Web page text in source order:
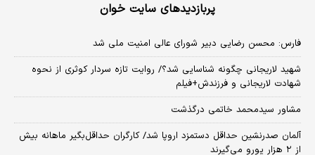
پربازدیدهای سایت خوان
فارس: محسن رضایی دبیر شورای عالی امنیت ملی شد
شهید لاریجانی چگونه شناسایی شد؟/ روایت تازه سردار کوثری از نحوه
شهادت لاریجانی و فرزندش+فیلم
مشاور سیدمحمد خاتمی درگذشت
آلمان صدرنشین حداقل دستمزد اروپا شد/ کارگران حداقل‌بگیر ماهانه بیش
از ۲ هزار یورو می‌گیرند